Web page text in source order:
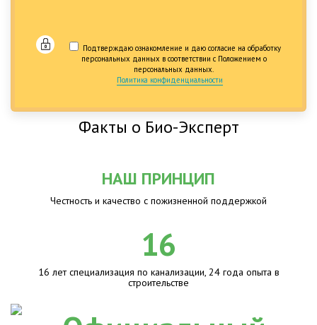
Подтверждаю ознакомление и даю согласие на обработку
персональных данных в соответствии с Положением о
персональных данных.
Политика конфиденциальности
Факты о Био-Эксперт
НАШ ПРИНЦИП
Честность и качество с пожизненной поддержкой
16
16 лет специализация по канализации, 24 года опыта в
строительстве